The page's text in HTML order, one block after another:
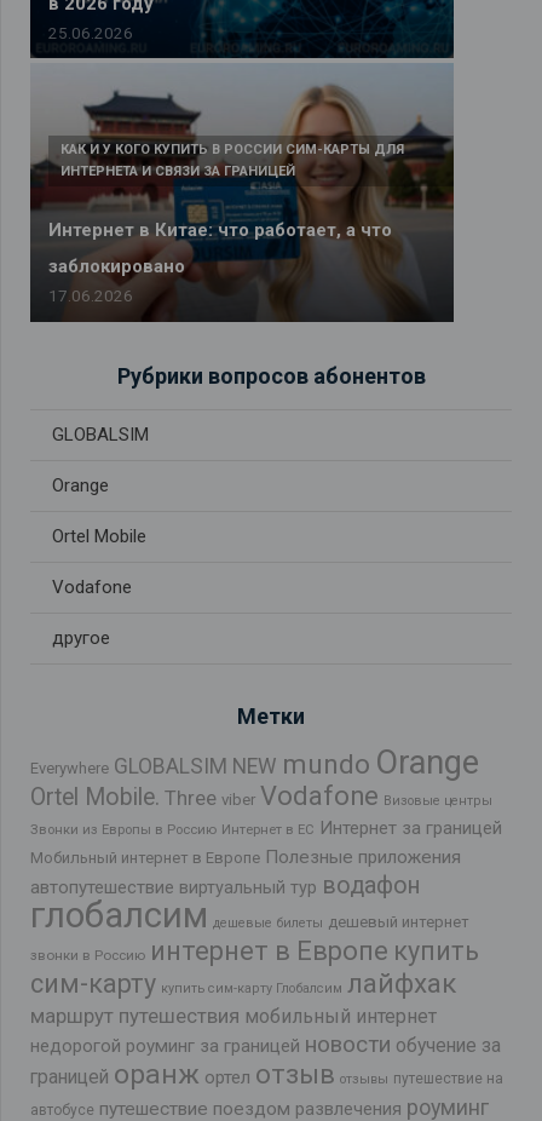
25.06.2026
Интернет в Китае: что работает, а что
заблокировано
КАК И У КОГО КУПИТЬ В РОССИИ СИМ-КАРТЫ ДЛЯ
ИНТЕРНЕТА И СВЯЗИ ЗА ГРАНИЦЕЙ
17.06.2026
Рубрики вопросов абонентов
GLOBALSIM
Orange
Ortel Mobile
Vodafone
другое
Метки
Everywhere GLOBALSIM NEW mundo Orange
Ortel Mobile. Three viber Vodafone Визовые центры
Звонки из Европы в Россию Интернет в ЕС Интернет за границей
Мобильный интернет в Европе Полезные приложения
автопутешествие виртуальный тур водафон
глобалсим дешевые билеты дешевый интернет
звонки в Россию интернет в Европе купить
сим-карту купить сим-карту Глобалсим лайфхак
маршрут путешествия мобильный интернет
недорогой роуминг за границей новости обучение за
границей оранж ортел отзыв отзывы путешествие на
автобусе путешествие поездом развлечения роуминг